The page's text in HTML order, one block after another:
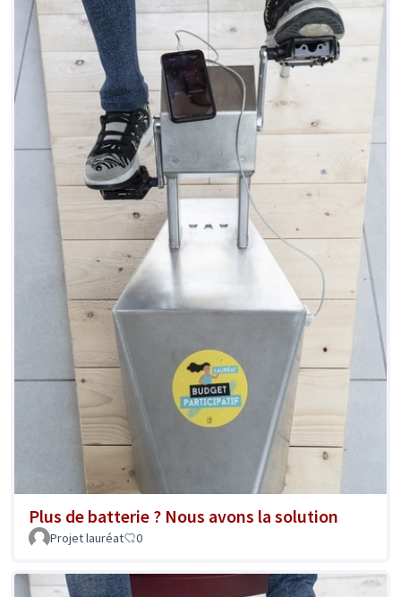
Plus de batterie ? Nous avons la solution
Projet lauréat 0